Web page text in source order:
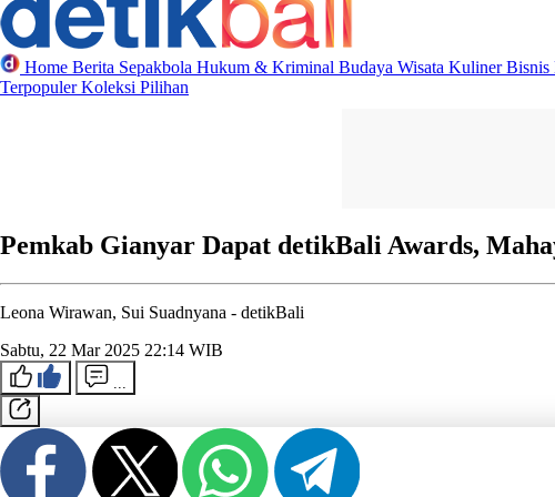
Home Berita Sepakbola Hukum & Kriminal Budaya Wisata KulinerBisnis
TerpopulerKoleksi Pilihan
Pemkab Gianyar Dapat detikBali Awards,
Leona Wirawan, Sui Suadnyana - detikBali
Sabtu, 22 Mar 2025 22:14 WIB